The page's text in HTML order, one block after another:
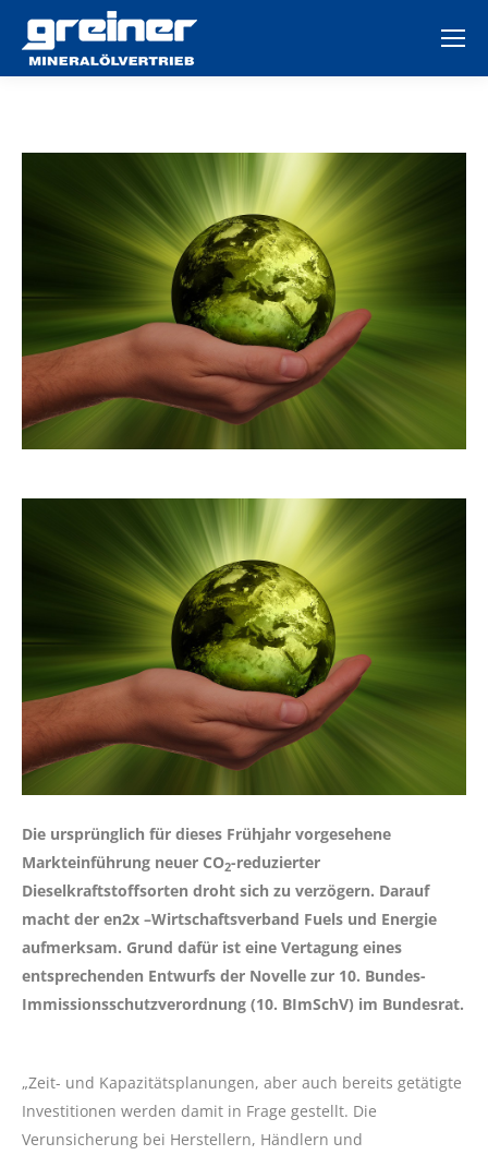
Die ursprünglich für dieses Frühjahr vorgesehene
Markteinführung neuer CO2-reduzierter
Dieselkraftstoffsorten droht sich zu verzögern. Darauf
macht der en2x –Wirtschaftsverband Fuels und Energie
aufmerksam. Grund dafür ist eine Vertagung eines
entsprechenden Entwurfs der Novelle zur 10. Bundes-
Immissionsschutzverordnung (10. BImSchV) im Bundesrat.
„Zeit- und Kapazitätsplanungen, aber auch bereits getätigte
Investitionen werden damit in Frage gestellt. Die
Verunsicherung bei Herstellern, Händlern und